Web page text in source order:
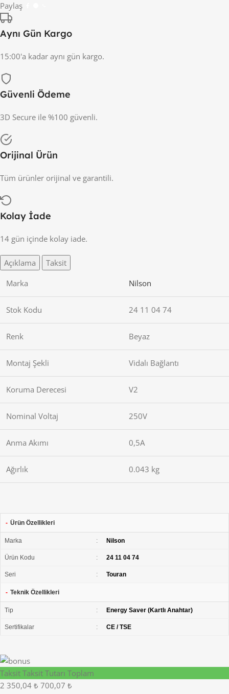
Paylaş
Aynı Gün Kargo
15:00'a kadar aynı gün kargo.
Güvenli Ödeme
3D Secure ile %100 güvenli.
Orijinal Ürün
Tüm ürünler orijinal ve garantili.
Kolay İade
14 gün içinde kolay iade.
Açıklama
Taksit
Marka
Nilson
Stok Kodu 24 11 04 74
Renk Beyaz
Montaj Şekli Vidalı Bağlantı
Koruma Derecesi V2
Nominal Voltaj 250V
Anma Akımı 0,5A
Ağırlık 0.043 kg
- Ürün Özellikleri
Marka : Nilson
Ürün Kodu : 24 11 04 74
Seri : Touran
- Teknik Özellikleri
Tip : Energy Saver (Kartlı Anahtar)
Sertifikalar : CE / TSE
Taksit Taksit Tutarı Toplam
2 350,04 ₺ 700,07 ₺